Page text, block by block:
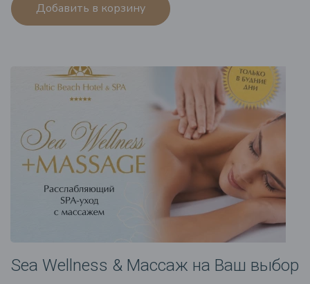
Добавить в корзину
Sea Wellness & Массаж на Ваш выбор